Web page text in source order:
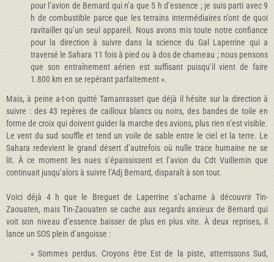
pour l’avion de Bernard qui n’a que 5 h d’essence ; je suis parti avec 9
h de combustible parce que les terrains intermédiaires n’ont de quoi
ravitailler qu’un seul appareil. Nous avons mis toute notre confiance
pour la direction à suivre dans la science du Gal Laperrine qui a
traversé le Sahara 11 fois à pied ou à dos de chameau ; nous pensons
que son entraînement aérien est suffisant puisqu’il vient de faire
1.800 km en se repérant parfaitement ».
Mais, à peine a-t-on quitté Tamanrasset que déjà il hésite sur la direction à
suivre : des 43 repères de cailloux blancs ou noirs, des bandes de toile en
forme de croix qui doivent guider la marche des avions, plus rien n’est visible.
Le vent du sud souffle et tend un voile de sable entre le ciel et la terre. Le
Sahara redevient le grand désert d’autrefois où nulle trace humaine ne se
lit. À ce moment les nues s’épaississent et l’avion du Cdt Vuillemin que
continuait jusqu’alors à suivre l’Adj Bernard, disparaît à son tour.
Voici déjà 4 h que le Breguet de Laperrine s’acharne à découvrir Tin-
Zaouaten, mais Tin-Zaouaten se cache aux regards anxieux de Bernard qui
voit son niveau d’essence baisser de plus en plus vite. À deux reprises, il
lance un SOS plein d’angoisse :
« Sommes perdus. Croyons être Est de la piste, atterrissons Sud,